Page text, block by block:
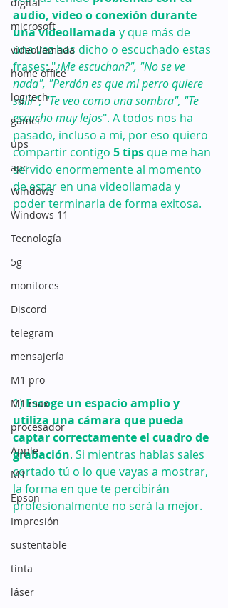
microsoft
videollamada
home office
logitech
gamer
ups
apc
Windows
Windows 11
Tecnología
5g
monitores
Discord
telegram
mensajería
M1 pro
M1 max
procesador
Apple
M1
Epson
Impresión
sustentable
tinta
láser
audio, video o conexión durante
una videollamada y que más de
una vez has dicho o escuchado estas
frases: "¿Me escuchan?", "No se ve
nada", "Perdón es que mi perro quiere
salir", "Te veo como una sombra", "Te
escucho muy lejos". A todos nos ha
pasado, incluso a mi, por eso quiero
compartir contigo 5 tips que me han
servido enormemente al momento
de estar en una videollamada y
poder terminarla de forma exitosa.
1) Escoge un espacio amplio y
utiliza una cámara que pueda
captar correctamente el cuadro de
grabación. Si mientras hablas sales
cortado tú o lo que vayas a mostrar,
la forma en que te percibirán
profesionalmente no será la mejor.